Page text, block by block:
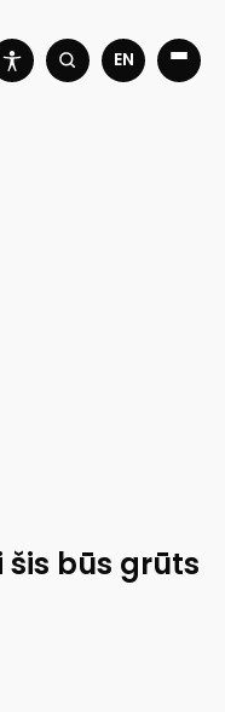
EN
būs grūts